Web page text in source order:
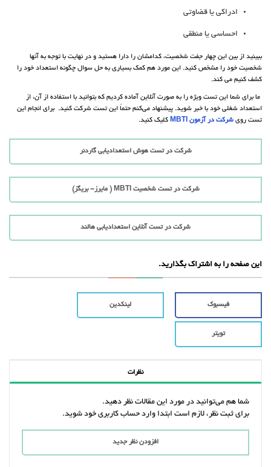
ادراکی یا قضاوتی
احساسی یا منطقی
ببینید از بین این چهار جفت شخصیت، کدامشان را دارا هستید و در نهایت با توجه به آنها
شخصیت خود را مشخص کنید. این مورد هم کمک بسیاری به حل سوال چگونه استعداد خود را
کشف کنیم می کند.
ما برای شما این تست ویژه را به صورت آنلاین آماده کردیم که بتوانید با استفاده از آن، از
استعداد شغلی خود با خبر شوید. پیشنهاد می‌کنم حتماً این تست شرکت کنید. برای انجام این
تست روی شرکت در آزمون کلیک کنید.
شرکت در تست هوش استعدادیابی گاردنر
شرکت در تست شخصیت MBTI ( مایرز- بریگز)
شرکت در تست آنلاین استعدادیابی هالند
این صفحه را به اشتراک بگذارید.
فیسبوک لینکدین
تویتر
نظرات
شما هم می‌توانید در مورد این مقالات نظر دهید.
برای ثبت نظر، لازم است ابتدا وارد حساب کاربری خود شوید.
افزودن نظر جدید